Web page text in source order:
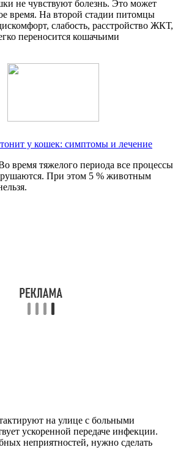
не чувствуют болезнь. Это может
время. На второй стадии питомцы
слабость, расстройство ЖКТ,
переносится кошачьими
у кошек: симптомы и лечение
время тяжелого периода все процессы
При этом 5 % животным
на улице с больными
ускоренной передаче инфекции.
неприятностей, нужно сделать